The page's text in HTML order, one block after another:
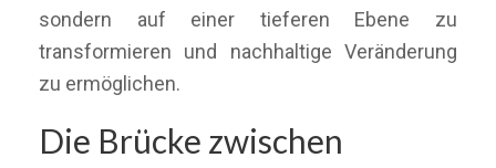
sondern auf einer tieferen Ebene zu
transformieren und nachhaltige Veränderung
zu ermöglichen.
Die Brücke zwischen